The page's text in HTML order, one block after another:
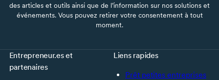
des articles et outils ainsi que de l’information sur nos solutions et
événements. Vous pouvez retirer votre consentement à tout
moment.
Entrepreneur.es et
partenaires
Liens rapides
Prêt petites entreprises